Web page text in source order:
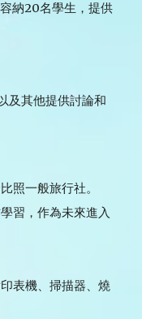
納20名學生，提供
及其他提供討論和
照一般旅行社。
習，作為未來進入
表機、掃描器、燒